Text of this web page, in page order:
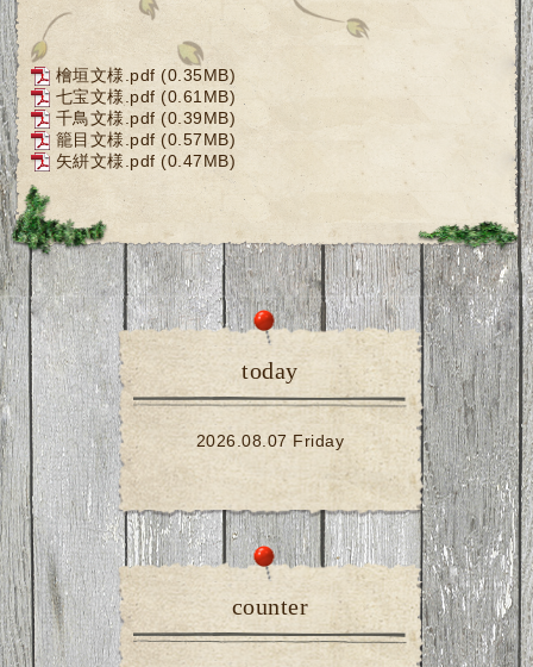
檜垣文様.pdf (0.35MB)
七宝文様.pdf (0.61MB)
千鳥文様.pdf (0.39MB)
籠目文様.pdf (0.57MB)
矢絣文様.pdf (0.47MB)
today
2026.08.07 Friday
counter